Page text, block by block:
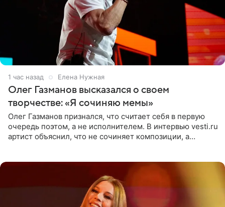
1 час назад Елена Нужная
Олег Газманов высказался о своем
творчестве: «Я сочиняю мемы»
Олег Газманов признался, что считает себя в первую
очередь поэтом, а не исполнителем. В интервью vesti.ru
артист объяснил, что не сочиняет композиции, а